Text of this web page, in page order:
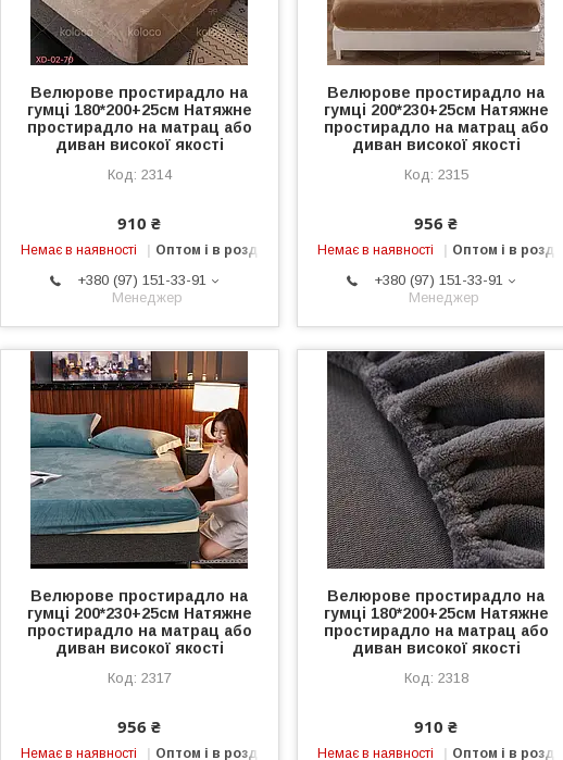
Велюрове простирадло на
гумці 180*200+25см Натяжне
простирадло на матрац або
диван високої якості
2314
910 ₴
Немає в наявності Оптом і в роздріб
+380 (97) 151-33-91
Менеджер
Велюрове простирадло на
гумці 200*230+25см Натяжне
простирадло на матрац або
диван високої якості
2315
956 ₴
Немає в наявності Оптом і в
+380 (97) 151-33-91
Менеджер
Велюрове простирадло на
гумці 200*230+25см Натяжне
простирадло на матрац або
диван високої якості
2317
956 ₴
Немає в наявності Оптом і в роздріб
Велюрове простирадло на
гумці 180*200+25см Натяжне
простирадло на матрац або
диван високої якості
2318
910 ₴
Немає в наявності Оптом і в